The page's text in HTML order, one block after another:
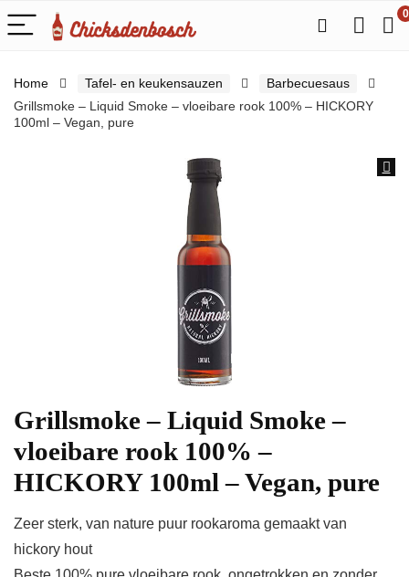
0
Home Tafel- en keukensauzen
Barbecuesaus
Grillsmoke – Liquid Smoke – vloeibare rook 100% – HICKORY
100ml – Vegan, pure
Grillsmoke – Liquid Smoke –
vloeibare rook 100% –
HICKORY 100ml – Vegan, pure
Zeer sterk, van nature puur rookaroma gemaakt van
hickory hout